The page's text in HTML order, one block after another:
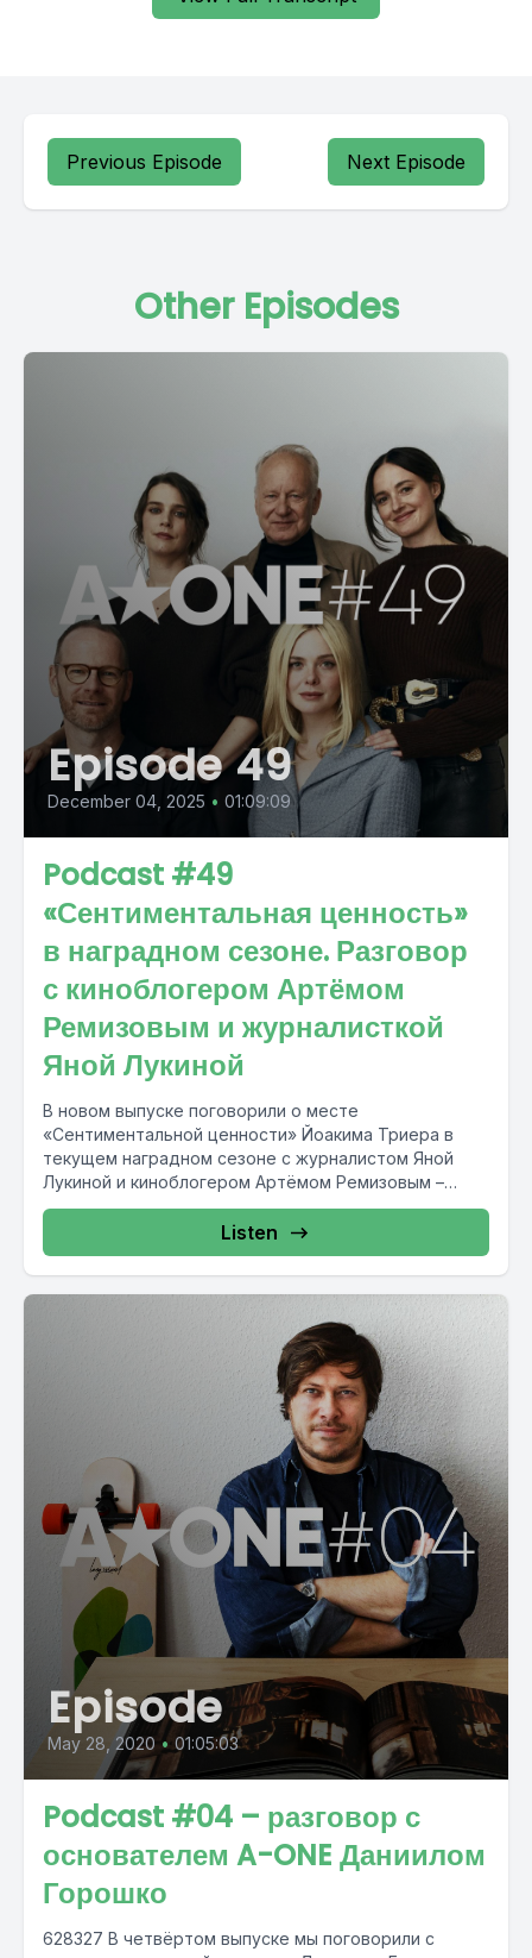
Previous Episode Next Episode
Other Episodes
Episode 49
December 04, 2025 • 01:09:09
Podcast #49
«Сентиментальная ценность»
в наградном сезоне. Разговор
с киноблогером Артёмом
Ремизовым и журналисткой
Яной Лукиной
В новом выпуске поговорили о месте
«Сентиментальной ценности» Йоакима Триера в
текущем наградном сезоне с журналистом Яной
Лукиной и киноблогером Артёмом Ремизовым –
ведущими...
Listen
Episode
May 28, 2020 • 01:05:03
Podcast #04 – разговор с
основателем A-ONE Даниилом
Горошко
628327 В четвёртом выпуске мы поговорили с